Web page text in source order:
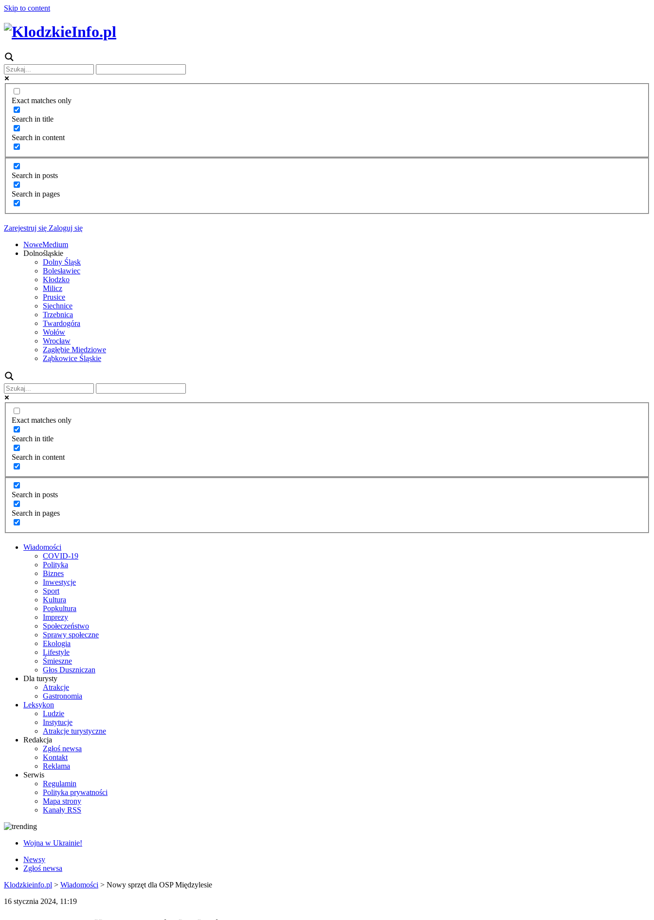
Skip to content
Exact matches only
Search in title
Search in content
Search in posts
Search in pages
Zarejestruj się Zaloguj się
NoweMedium
Dolnośląskie
Dolny Śląsk
Bolesławiec
Kłodzko
Milicz
Prusice
Siechnice
Trzebnica
Twardogóra
Wołów
Wrocław
Zagłębie Miedziowe
Ząbkowice Śląskie
Exact matches only
Search in title
Search in content
Search in posts
Search in pages
Wiadomości
COVID-19
Polityka
Biznes
Inwestycje
Sport
Kultura
Popkultura
Imprezy
Społeczeństwo
Sprawy społeczne
Ekologia
Lifestyle
Śmieszne
Głos Duszniczan
Dla turysty
Atrakcje
Gastronomia
Leksykon
Ludzie
Instytucje
Atrakcje turystyczne
Redakcja
Zgłoś newsa
Kontakt
Reklama
Serwis
Regulamin
Polityka prywatności
Mapa strony
Kanały RSS
Wojna w Ukrainie!
Newsy
Zgłoś newsa
Klodzkieinfo.pl > Wiadomości > Nowy sprzęt dla OSP Międzylesie
16 stycznia 2024, 11:19